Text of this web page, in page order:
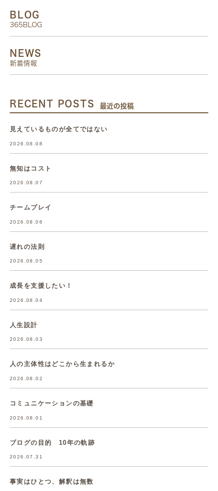
BLOG
365BLOG
NEWS
新着情報
RECENT POSTS 最近の投稿
見えているものが全てではない
2026.08.08
無知はコスト
2026.08.07
チームプレイ
2026.08.06
遅れの法則
2026.08.05
成長を支援したい！
2026.08.04
人生設計
2026.08.03
人の主体性はどこから生まれるか
2026.08.02
コミュニケーションの基礎
2026.08.01
ブログの目的 10年の軌跡
2026.07.31
事実はひとつ、解釈は無数